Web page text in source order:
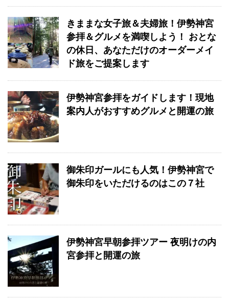
きままな女子旅＆夫婦旅！伊勢神宮
参拝＆グルメを満喫しよう！ おとな
の休日、あなただけのオーダーメイ
ド旅をご提案します
伊勢神宮参拝をガイドします！現地
案内人がおすすめグルメと開運の旅
御朱印ガールにも人気！伊勢神宮で
御朱印をいただけるのはこの７社
伊勢神宮早朝参拝ツアー 夜明けの内
宮参拝と開運の旅